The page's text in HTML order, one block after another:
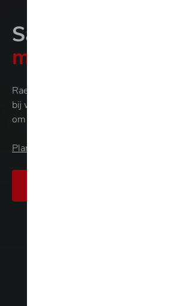
Samen gaan we
meer.
Raes Autogroep brengt u al meer dan 50
bij wat écht telt: meer service, kwaliteit
om meer uit uw rijervaring te halen?
Plan uw onderhoud